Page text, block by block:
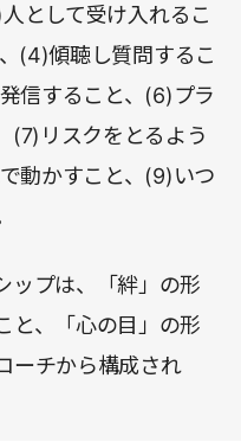
として受け入れるこ
(4)傾聴し質問するこ
信すること、(6)プラ
(7)リスクをとるよう
動かすこと、(9)いつ
ップは、「絆」の形
と、「心の目」の形
ーチから構成され